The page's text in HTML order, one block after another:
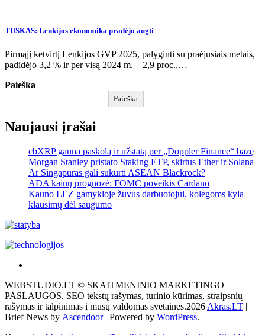
TUSKAS: Lenkijos ekonomika pradėjo augti
Pirmąjį ketvirtį Lenkijos GVP 2025, palyginti su praėjusiais metais,
padidėjo 3,2 % ir per visą 2024 m. – 2,9 proc.,…
Paieška
Paieška
Naujausi įrašai
cbXRP gauna paskolą ir užstatą per „Doppler Finance“ bazę
Morgan Stanley pristato Staking ETP, skirtus Ether ir Solana
Ar Singapūras gali sukurti ASEAN Blackrock?
ADA kainų prognozė: FOMC poveikis Cardano
Kauno LEZ gamykloje žuvus darbuotojui, kolegoms kyla
klausimų dėl saugumo
tai
žemės
ploto
matavimo
WEBSTUDIO.LT © SKAITMENINIO MARKETINGO
PASLAUGOS. SEO tekstų rašymas, turinio kūrimas, straipsnių
rašymas ir talpinimas į mūsų valdomas svetaines.2026Akras.LT
Brief News by Ascendoor| Powered by WordPress.